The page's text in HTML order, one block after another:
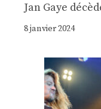
Jan Gaye
8 janvier 2024